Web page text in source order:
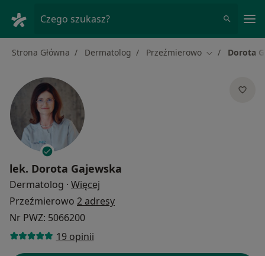
Czego szukasz?
Strona Główna Dermatolog Przeźmierowo Zmień miasto
Dorota
lek. Dorota Gajewska
Dermatolog · Więcej
Przeźmierowo 2 adresy
Nr PWZ: 5066200
19 opinii